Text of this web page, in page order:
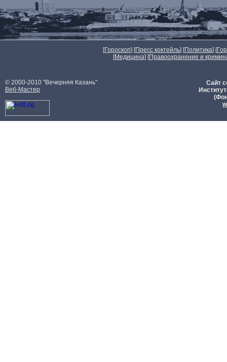
[Гороскоп] [Пресс коктейль] [Политика] [
[Медицина] [Правоохранение и
© 2000-2010 "Вечерняя Казань"
Веб-Мастер
Сайт